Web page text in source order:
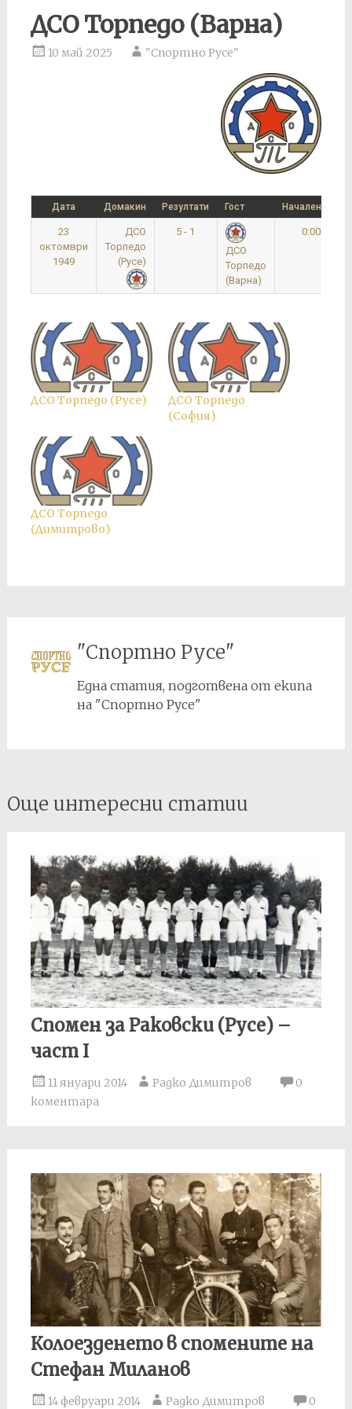
ДСО Торпедо (Варна)
10 май 2025 "Спортно Русе"
Дата Домакин Резултати Гост Начален час
23
октомври
1949
ДСО
Торпедо
(Русе)
5 - 1
ДСО
Торпедо
(Варна)
0:00
ДСО Торпедо (Русе)
ДСО Торпедо
(София)
ДСО Торпедо
(Димитрово)
"Спортно Русе"
Една статия, подготвена от екипа
на "Спортно Русе"
Post
navigation
Още интересни статии
Спомен за Раковски (Русе) –
част I
11 януари 2014 Радко Димитров
0
коментара
Колоезденето в спомените на
Стефан Миланов
14 февруари 2014 Радко Димитров 0